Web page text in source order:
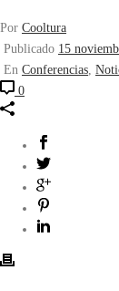
Por Cooltura
Publicado 15
En Conferencias,
0